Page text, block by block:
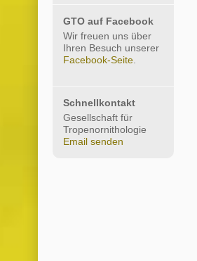
GTO auf Facebook
Wir freuen uns über
Ihren Besuch unserer
Facebook-Seite.
Schnellkontakt
Gesellschaft für
Tropenornithologie
Email senden